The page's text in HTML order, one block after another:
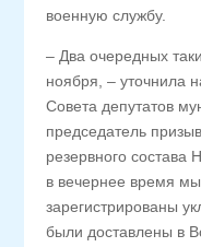
военную службу.
– Два очередных
ноября, – уточнила
Совета депутатов
председатель
резервного состава
в вечернее время
зарегистрированы
были доставлены в